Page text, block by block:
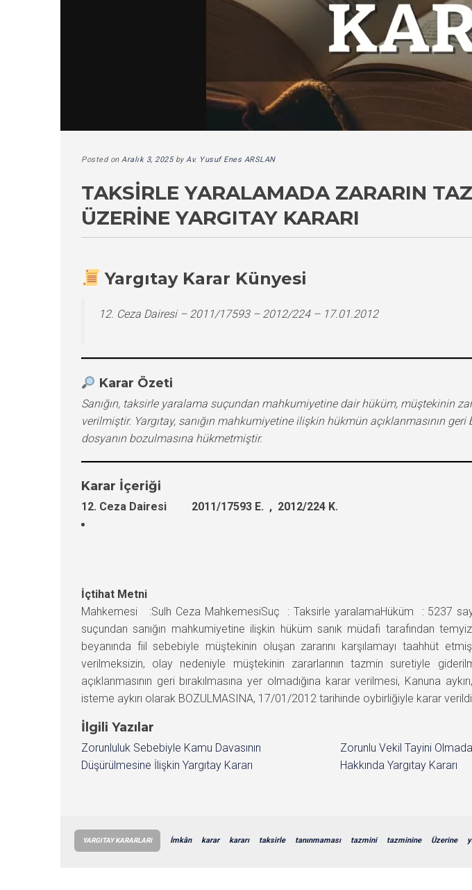
Posted on Aralık 3, 2025byAv. Yusuf Enes ARSLAN
TAKSIRLE YARALAMADA ZARARIN
ÜZERINE YARGITAY KARARI
Yargıtay Karar Künyesi
12. Ceza Dairesi – 2011/17593 – 2012/224 – 17.01.2012
Karar Özeti
Sanığın, taksirle yaralama suçundan mahkumiyetine dair hüküm, müştekinin
verilmiştir. Yargıtay, sanığın mahkumiyetine ilişkin hükmün açıklanmasının
dosyanın bozulmasına hükmetmiştir.
Karar İçeriği
12. Ceza Dairesi 2011/17593 E. , 2012/224 K.
İçtihat Metni
Mahkemesi :Sulh Ceza MahkemesiSuç : Taksirle yaralamaHüküm : 5237
suçundan sanığın mahkumiyetine ilişkin hüküm sanık müdafi tarafından
beyanında fiil sebebiyle müştekinin oluşan zararını karşılamayı taahhüt
verilmeksizin, olay nedeniyle müştekinin zararlarının tazmin suretiyle
açıklanmasının geri bırakılmasına yer olmadığına karar verilmesi, Kanuna
isteme aykırı olarak BOZULMASINA, 17/01/2012 tarihinde oybirliğiyle karar
İlgili Yazılar
Zorunluluk Sebebiyle Kamu Davasının
Düşürülmesine İlişkin Yargıtay Kararı
Zorunlu Vekil Tayini
Hakkında Yargıtay Kararı
YARGITAY KARARLARI İmkân karar kararı taksirle tanınmaması tazmini tazminine Üzerine